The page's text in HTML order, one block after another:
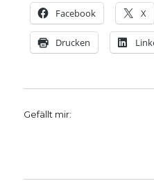
Facebook X
Drucken
Gefällt mir: